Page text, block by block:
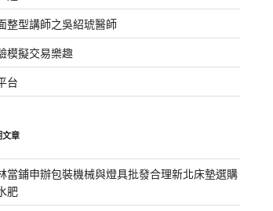
整型講師之吳紹琥醫師
模擬交易樂趣
台
文章
當鋪申辦包裝機械與燈具批發合理新北床墊選購
肥